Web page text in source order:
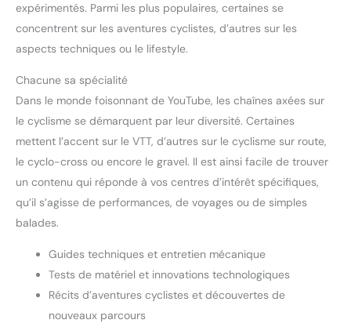
expérimentés. Parmi les plus populaires, certaines se
concentrent sur les aventures cyclistes, d’autres sur les
aspects techniques ou le lifestyle.
Chacune sa spécialité
Dans le monde foisonnant de YouTube, les chaînes axées sur
le cyclisme se démarquent par leur diversité. Certaines
mettent l’accent sur le VTT, d’autres sur le cyclisme sur route,
le cyclo-cross ou encore le gravel. Il est ainsi facile de trouver
un contenu qui réponde à vos centres d’intérêt spécifiques,
qu’il s’agisse de performances, de voyages ou de simples
balades.
Guides techniques et entretien mécanique
Tests de matériel et innovations technologiques
Récits d’aventures cyclistes et découvertes de
nouveaux parcours